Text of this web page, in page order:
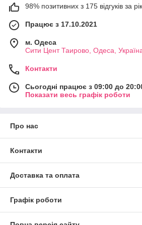
98% позитивних з 175 відгуків за рік
Працює з 17.10.2021
м. Одеса
Сити Цент Таирово, Одеса,
Контакти
Сьогодні працює з 09:00 до
Показати весь графік роботи
Про нас
Контакти
Доставка та оплата
Графік роботи